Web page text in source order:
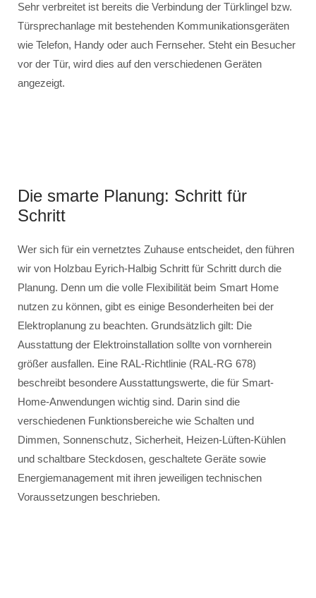
Sehr verbreitet ist bereits die Verbindung der Türklingel bzw.
Türsprechanlage mit bestehenden Kommunikationsgeräten
wie Telefon, Handy oder auch Fernseher. Steht ein Besucher
vor der Tür, wird dies auf den verschiedenen Geräten
angezeigt.
Die smarte Planung: Schritt für
Schritt
Wer sich für ein vernetztes Zuhause entscheidet, den führen
wir von Holzbau Eyrich-Halbig Schritt für Schritt durch die
Planung. Denn um die volle Flexibilität beim Smart Home
nutzen zu können, gibt es einige Besonderheiten bei der
Elektroplanung zu beachten. Grundsätzlich gilt: Die
Ausstattung der Elektroinstallation sollte von vornherein
größer ausfallen. Eine RAL-Richtlinie (RAL-RG 678)
beschreibt besondere Ausstattungswerte, die für Smart-
Home-Anwendungen wichtig sind. Darin sind die
verschiedenen Funktionsbereiche wie Schalten und
Dimmen, Sonnenschutz, Sicherheit, Heizen-Lüften-Kühlen
und schaltbare Steckdosen, geschaltete Geräte sowie
Energiemanagement mit ihren jeweiligen technischen
Voraussetzungen beschrieben.